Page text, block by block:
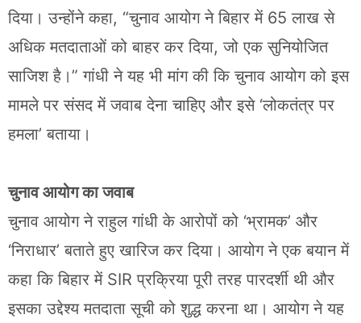
दिया। उन्होंने कहा, “चुनाव आयोग ने बिहार में 65 लाख से
अधिक मतदाताओं को बाहर कर दिया, जो एक सुनियोजित
साजिश है।” गांधी ने यह भी मांग की कि चुनाव आयोग को इस
मामले पर संसद में जवाब देना चाहिए और इसे ‘लोकतंत्र पर
हमला’ बताया।
चुनाव आयोग का जवाब
चुनाव आयोग ने राहुल गांधी के आरोपों को ‘भ्रामक’ और
‘निराधार’ बताते हुए खारिज कर दिया। आयोग ने एक बयान में
कहा कि बिहार में SIR प्रक्रिया पूरी तरह पारदर्शी थी और
इसका उद्देश्य मतदाता सूची को शुद्ध करना था। आयोग ने यह